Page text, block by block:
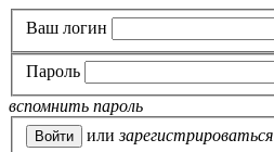
Ваш логин
Пароль
вспомнить пароль
или зарегистрироваться